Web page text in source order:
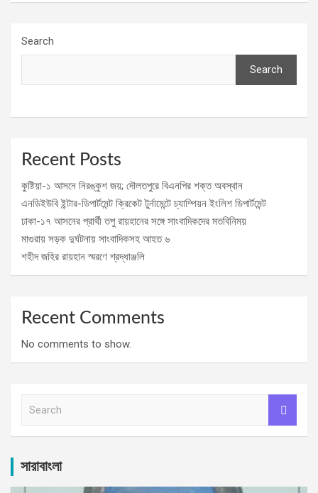
Search
Search
Recent Posts
কুষ্টিয়া-১ আসনে নিরঙ্কুশ জয়; দৌলতপুরে বিএনপির শক্ত অবস্থান
এনডিইউবি ইন্টার-ডিপার্টমেন্ট ক্রিকেট টুর্নামেন্টে চ্যাম্পিয়ন ইংলিশ ডিপার্টমেন্ট
ঢাকা-১৭ আসনের প্রার্থী তপু রায়হানের সঙ্গে সাংবাদিকদের মতবিনিময়
মাগুরায় সড়ক দুর্ঘটনায় সাংবাদিকসহ আহত ৬
শহীদ জহির রায়হান স্মরণে শ্রদ্ধাঞ্জলি
Recent Comments
No comments to show.
c
সারাবাংলা